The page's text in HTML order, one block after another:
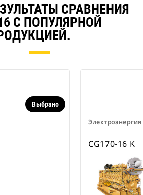
СРАВНЕНИЯ
С ПОПУЛЯРНОЙ
Выбрано
Электроэнергия
CG170-16 K